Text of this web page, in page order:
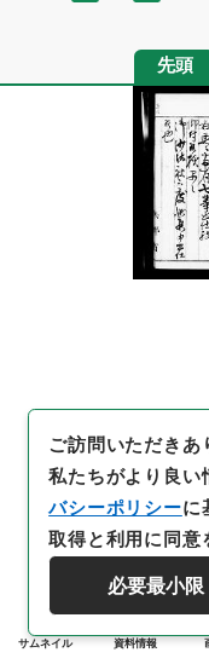
先頭
サムネイル 資料情報
ご訪問いただきあ
私たちがより良い
バシーポリシーに
取得と利用に同意
必要最小限